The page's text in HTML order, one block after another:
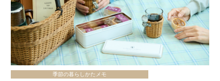
季節の暮らしかたメモ